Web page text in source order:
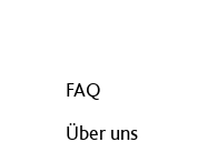
FAQ
Über uns